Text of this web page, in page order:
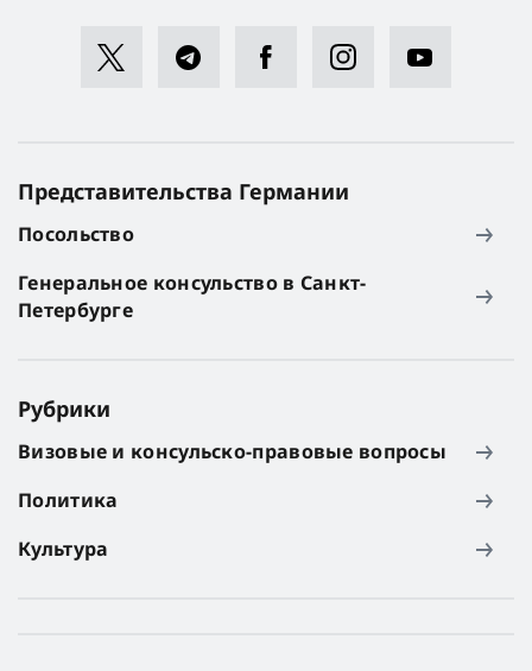
Представительства Германии
Посольство
Генеральное консульство в Санкт-
Петербурге
Рубрики
Визовые и консульско-правовые вопросы
Политика
Культура